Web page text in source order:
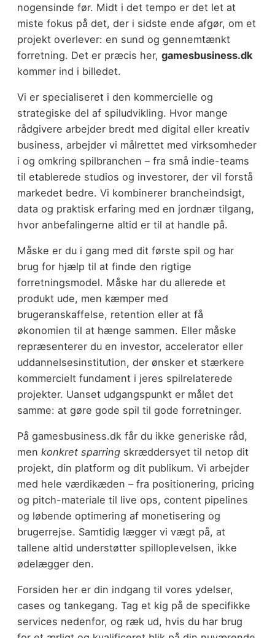
nogensinde før. Midt i det tempo er det let at
miste fokus på det, der i sidste ende afgør, om et
projekt overlever: en sund og gennemtænkt
forretning. Det er præcis her, gamesbusiness.dk
kommer ind i billedet.
Vi er specialiseret i den kommercielle og
strategiske del af spiludvikling. Hvor mange
rådgivere arbejder bredt med digital eller kreativ
business, arbejder vi målrettet med virksomheder
i og omkring spilbranchen – fra små indie-teams
til etablerede studios og investorer, der vil forstå
markedet bedre. Vi kombinerer brancheindsigt,
data og praktisk erfaring med en jordnær tilgang,
hvor anbefalingerne altid er til at handle på.
Måske er du i gang med dit første spil og har
brug for hjælp til at finde den rigtige
forretningsmodel. Måske har du allerede et
produkt ude, men kæmper med
brugeranskaffelse, retention eller at få
økonomien til at hænge sammen. Eller måske
repræsenterer du en investor, accelerator eller
uddannelsesinstitution, der ønsker et stærkere
kommercielt fundament i jeres spilrelaterede
projekter. Uanset udgangspunkt er målet det
samme: at gøre gode spil til gode forretninger.
På gamesbusiness.dk får du ikke generiske råd,
men konkret sparring skræddersyet til netop dit
projekt, din platform og dit publikum. Vi arbejder
med hele værdikæden – fra positionering, pricing
og pitch-materiale til live ops, content pipelines
og løbende optimering af monetisering og
brugerrejse. Samtidig lægger vi vægt på, at
tallene altid understøtter spilloplevelsen, ikke
ødelægger den.
Forsiden her er din indgang til vores ydelser,
cases og tankegang. Tag et kig på de specifikke
services nedenfor, og ræk ud, hvis du har brug